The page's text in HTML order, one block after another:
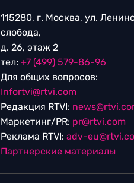
115280, г. Москва, ул.
слобода,
д. 26, этаж 2
тел: +7 (499) 579-86-96
Для общих вопросов:
Infortvi@rtvi.com
Редакция RTVI:
Маркетинг/PR: pr@rtvi.com
Реклама RTVI: adv-
Партнерские материалы